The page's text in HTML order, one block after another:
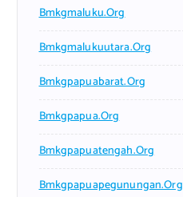
Bmkgmaluku.org
Bmkgmalukuutara.org
Bmkgpapuabarat.org
Bmkgpapua.org
Bmkgpapuatengah.org
Bmkgpapuapegunungan.org